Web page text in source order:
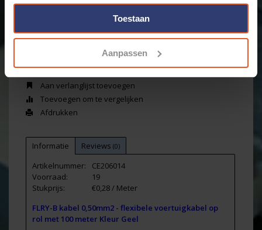
Toestaan
Aanpassen
Toevoegen aan winkelwagen
Aan verlanglijst toevoegen
Toevoegen om te vergelijken
Afdrukken
Informatie Reviews (0)
Artikelnummer:
CE206014
Voorraad:
19
Stukprijs:
€0,28 / Meter
FLRY-B kabel 0,50mm2 - flexibele voertuigkabel op
rol met 100 meter Kleur Geel